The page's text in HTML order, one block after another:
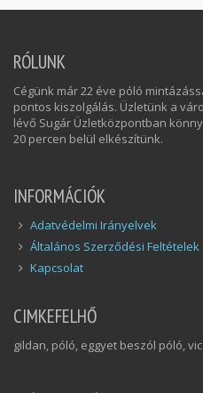
RÓLUNK
Cégünk már 22 éve póló
pontos kiszolgálás. Üzletünk a
lévő Sugár Üzletközpontban
20 percen belül elkészítünk.
INFORMÁCIÓK
Adatvédelmi Irányelvek
Általános Szerződési Feltételek
Kapcsolat
CIMKEFELHŐ
gildan, póló, eggyet beszól póló,